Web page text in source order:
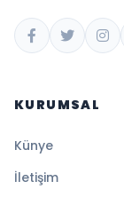
KURUMSAL
Künye
İletişim